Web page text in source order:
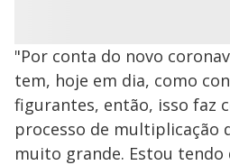
"Por conta do novo
tem, hoje em dia, como
figurantes, então, isso faz
processo de multiplicação
muito grande. Estou tendo